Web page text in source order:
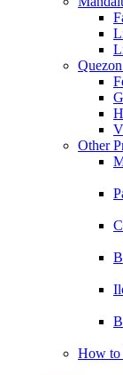
Other
How to